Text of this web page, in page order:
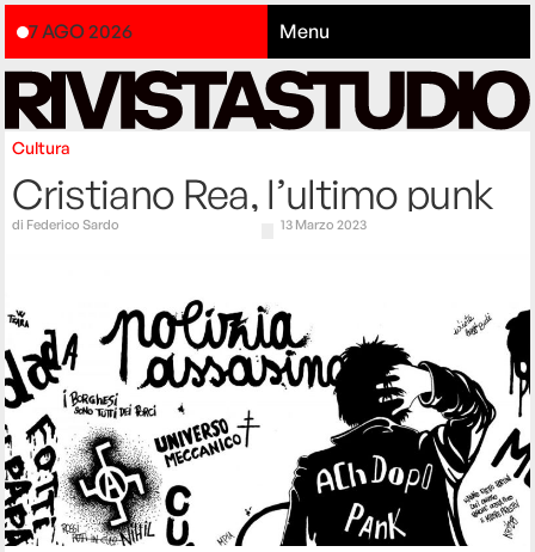
7 AGO 2026 Menu
Cultura
Cristiano Rea, l’ultimo punk
di Federico Sardo 13 Marzo 2023